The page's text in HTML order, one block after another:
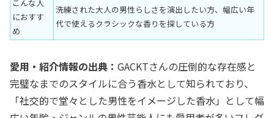
こんな人
におすす
め
洗練された大人の男性らしさを演出したい方、幅広い年
代で使えるクラシックな香りを探している方
愛用・紹介情報の出典： GACKTさんの圧倒的な存在感と
完璧なまでのスタイルに合う香水として知られており、
「社交的で堂々とした男性をイメージした香水」として幅